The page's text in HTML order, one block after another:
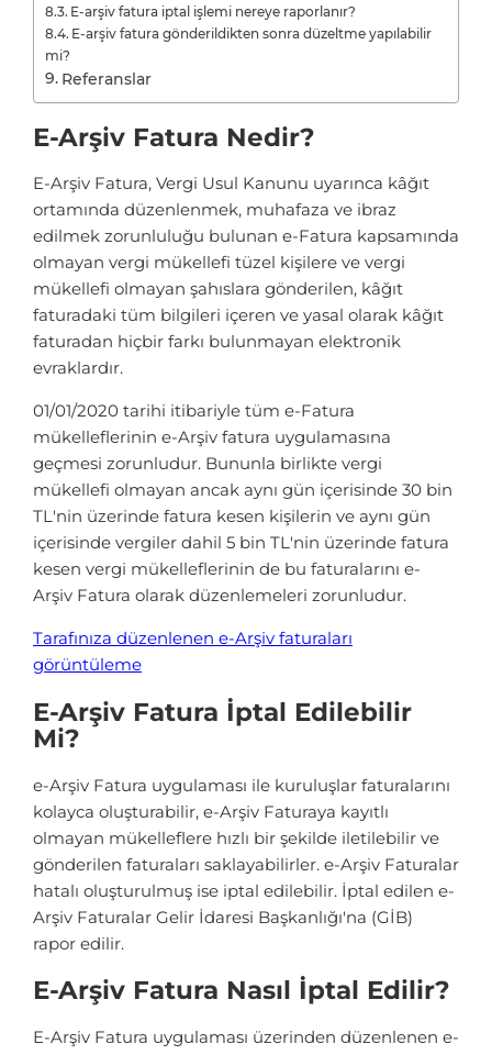
E-arşiv fatura iptal işlemi nereye raporlanır?
E-arşiv fatura gönderildikten sonra düzeltme yapılabilir
mi?
Referanslar
E-Arşiv Fatura Nedir?
E-Arşiv Fatura, Vergi Usul Kanunu uyarınca kâğıt
ortamında düzenlenmek, muhafaza ve ibraz
edilmek zorunluluğu bulunan e-Fatura kapsamında
olmayan vergi mükellefi tüzel kişilere ve vergi
mükellefi olmayan şahıslara gönderilen, kâğıt
faturadaki tüm bilgileri içeren ve yasal olarak kâğıt
faturadan hiçbir farkı bulunmayan elektronik
evraklardır.
01/01/2020 tarihi itibariyle tüm e-Fatura
mükelleflerinin e-Arşiv fatura uygulamasına
geçmesi zorunludur. Bununla birlikte vergi
mükellefi olmayan ancak aynı gün içerisinde 30 bin
TL'nin üzerinde fatura kesen kişilerin ve aynı gün
içerisinde vergiler dahil 5 bin TL'nin üzerinde fatura
kesen vergi mükelleflerinin de bu faturalarını e-
Arşiv Fatura olarak düzenlemeleri zorunludur.
Tarafınıza düzenlenen e-Arşiv faturaları
görüntüleme
E-Arşiv Fatura İptal Edilebilir
Mi?
e-Arşiv Fatura uygulaması ile kuruluşlar faturalarını
kolayca oluşturabilir, e-Arşiv Faturaya kayıtlı
olmayan mükelleflere hızlı bir şekilde iletilebilir ve
gönderilen faturaları saklayabilirler. e-Arşiv Faturalar
hatalı oluşturulmuş ise iptal edilebilir. İptal edilen e-
Arşiv Faturalar Gelir İdaresi Başkanlığı'na (GİB)
rapor edilir.
E-Arşiv Fatura Nasıl İptal Edilir?
E-Arşiv Fatura uygulaması üzerinden düzenlenen e-